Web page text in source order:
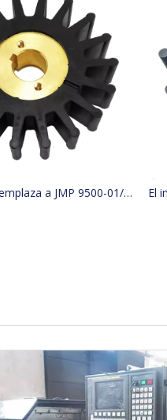
El impulsor reemplaza a JMP 9500-01/JABSCO 15780-0000/JOHNSON 15299-1000